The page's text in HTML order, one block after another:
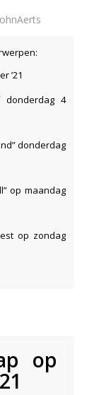
’21
donderdag 4
donderdag
op maandag
op zondag
op